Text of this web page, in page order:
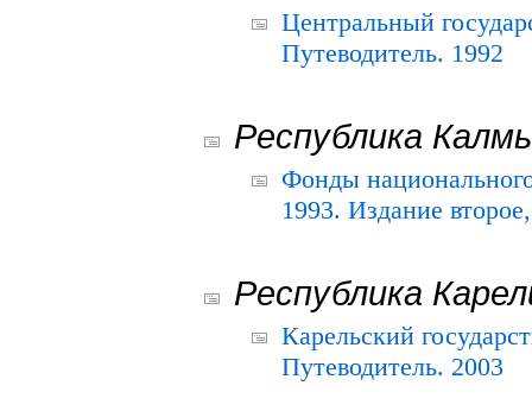
Центральный
Путеводитель. 1992
Республика
Фонды
1993. Издание
Республика
Карельский
Путеводитель. 2003